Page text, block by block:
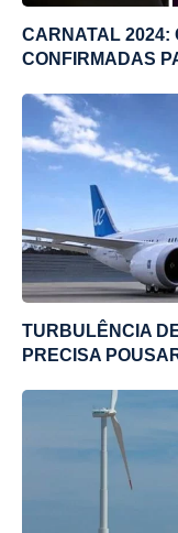
CARNATAL 2024:
CONFIRMADAS
TURBULÊNCIA
PRECISA